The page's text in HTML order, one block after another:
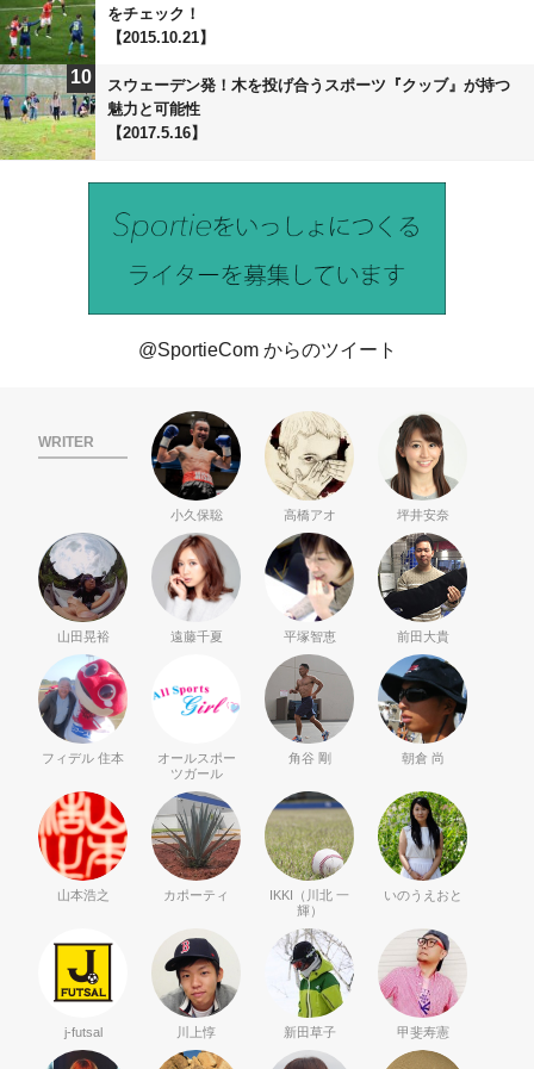
をチェック！
【2015.10.21】
10
スウェーデン発！木を投げ合うスポーツ『クッブ』が持つ
魅力と可能性
【2017.5.16】
@SportieCom からのツイート
WRITER
小久保聡 高橋アオ 坪井安奈
山田晃裕 遠藤千夏 平塚智恵 前田大貴
フィデル 住本
オールスポー
ツガール
角谷 剛 朝倉 尚
山本浩之 カポーティ
IKKI（川北 一
輝）
いのうえおと
j-futsal 川上惇 新田草子 甲斐寿憲